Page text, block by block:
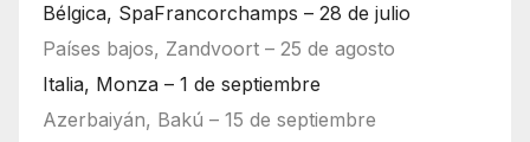
Bélgica, SpaFrancorchamps – 28 de julio
Países bajos, Zandvoort – 25 de agosto
Italia, Monza – 1 de septiembre
Azerbaiyán, Bakú – 15 de septiembre